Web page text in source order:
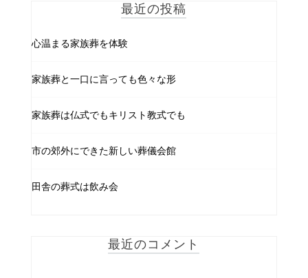
最近の投稿
心温まる家族葬を体験
家族葬と一口に言っても色々な形
家族葬は仏式でもキリスト教式でも
市の郊外にできた新しい葬儀会館
田舎の葬式は飲み会
最近のコメント